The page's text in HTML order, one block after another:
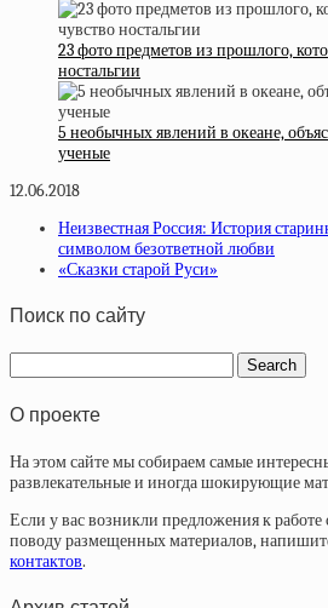
23 фото предметов из прошлого,
ностальгии
5 необычных явлений в океане,
ученые
12.06.2018
Неизвестная Россия: История
символом безответной любви
«Сказки старой Руси»
Поиск по сайту
О проекте
На этом сайте мы собираем самые
развлекательные и иногда шокирующие
Если у вас возникли предложения к
поводу размещенных материалов,
контактов.